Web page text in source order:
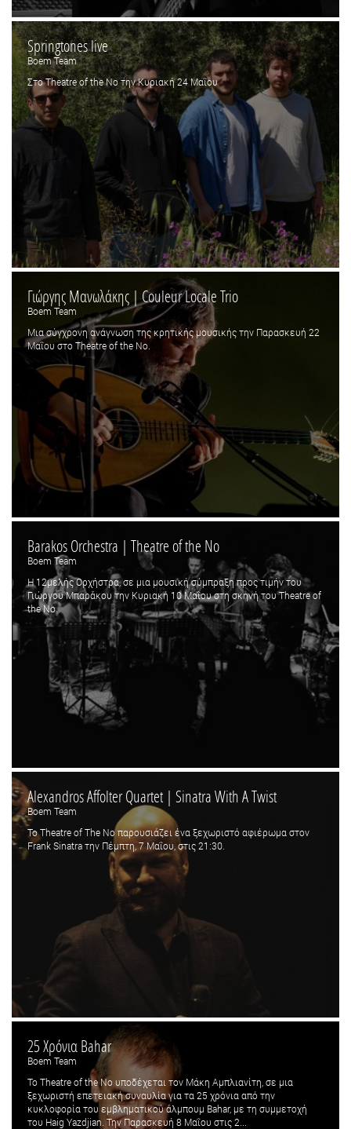
Springtones live
Boem Team
Στο Theatre of the No την Κυριακή 24 Μαΐου
Γιώργης Μανωλάκης | Couleur Locale Trio
Boem Team
Μια σύγχρονη ανάγνωση της κρητικής μουσικής την Παρασκευή 22
Μαΐου στο Theatre of the No.
Barakos Orchestra | Theatre of the No
Boem Team
Η 12μελής Ορχήστρα, σε μια μουσική σύμπραξη προς τιμήν του
Γιώργου Μπαράκου την Κυριακή 10 Μαΐου στη σκηνή του Theatre of
the No.
Alexandros Affolter Quartet | Sinatra With A Twist
Boem Team
Το Theatre of The No παρουσιάζει ένα ξεχωριστό αφιέρωμα στον
Frank Sinatra την Πέμπτη, 7 Μαΐου, στις 21:30.
25 Χρόνια Bahar
Boem Team
Το Theatre of the No υποδέχεται τον Μάκη Αμπλιανίτη, σε μια
ξεχωριστή επετειακή συναυλία για τα 25 χρόνια από την
κυκλοφορία του εμβληματικού άλμπουμ Bahar, με τη συμμετοχή
του Haig Yazdjian. Την Παρασκευή 8 Μαΐου στις 2...